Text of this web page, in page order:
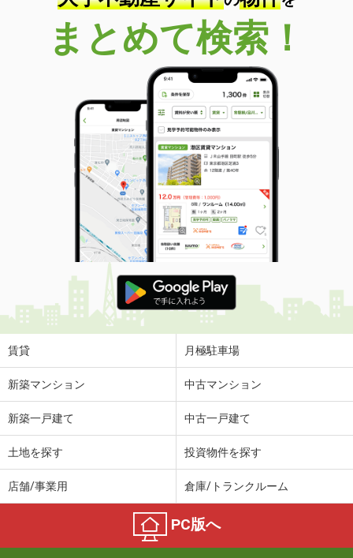
まとめて検索！
賃貸 月極駐車場
新築マンション 中古マンション
新築一戸建て 中古一戸建て
土地を探す 投資物件を探す
店舗/事業用 倉庫/トランクルーム
PC版へ